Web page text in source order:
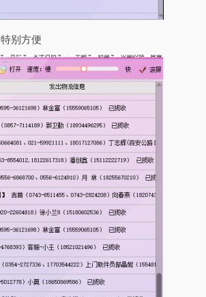
别方便